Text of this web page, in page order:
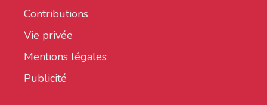
Contributions
Vie privée
Mentions légales
Publicité